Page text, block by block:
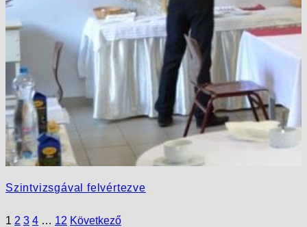
Szintvizsgával felvértezve
1 2 3 4 … 12 Következő